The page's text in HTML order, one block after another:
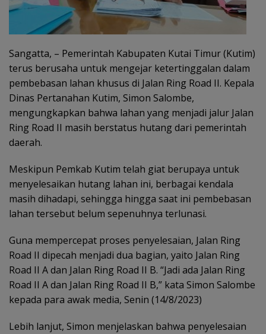
Sangatta, – Pemerintah Kabupaten Kutai Timur (Kutim)
terus berusaha untuk mengejar ketertinggalan dalam
pembebasan lahan khusus di Jalan Ring Road II. Kepala
Dinas Pertanahan Kutim, Simon Salombe,
mengungkapkan bahwa lahan yang menjadi jalur Jalan
Ring Road II masih berstatus hutang dari pemerintah
daerah.
Meskipun Pemkab Kutim telah giat berupaya untuk
menyelesaikan hutang lahan ini, berbagai kendala
masih dihadapi, sehingga hingga saat ini pembebasan
lahan tersebut belum sepenuhnya terlunasi.
Guna mempercepat proses penyelesaian, Jalan Ring
Road II dipecah menjadi dua bagian, yaito Jalan Ring
Road II A dan Jalan Ring Road II B. “Jadi ada Jalan Ring
Road II A dan Jalan Ring Road II B,” kata Simon Salombe
kepada para awak media, Senin (14/8/2023)
Lebih lanjut, Simon menjelaskan bahwa penyelesaian